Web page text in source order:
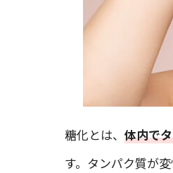
糖化とは、 体内で
す。タンパク質が